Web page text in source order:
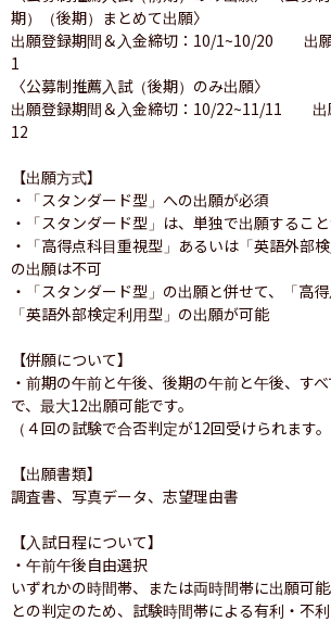
期）（後期）まとめて出願〉
出願登録期間＆入金締切：10/1~10/20　　出
1
〈公募制推薦入試（後期）のみ出願〉
出願登録期間＆入金締切：10/22~11/11　　
12
【出願方式】
・「スタンダード型」への出願が必須
・「スタンダード型」は、単独で出願するこ
・「高得点科目重視型」あるいは「英語外部
の出願は不可
・「スタンダード型」の出願と併せて、「高得
「英語外部検定利用型」の出願が可能
【併願について】
・前期の午前と午後、後期の午前と午後、す
で、最大12出願可能です。
（４回の試験で合否判定が12回受けられます。
【出願書類】
調査書、写真データ、志望理由書
【入試日程について】
・午前午後自由選択
いずれかの時間帯、または両時間帯に出願可
との判定のため、試験時間帯による有利・不利